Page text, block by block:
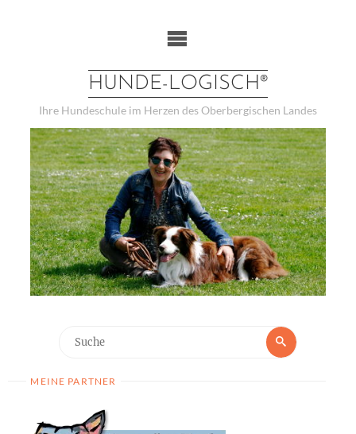
HUNDE-LOGISCH®
Ihre Hundeschule im Herzen des Oberbergischen Landes
Suche
MEINE PARTNER